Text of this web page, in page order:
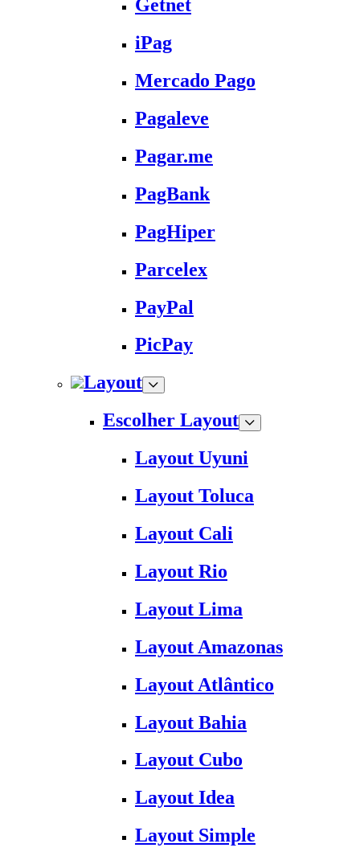
Getnet
iPag
Mercado Pago
Pagaleve
Pagar.me
PagBank
PagHiper
Parcelex
PayPal
PicPay
Layout
Escolher Layout
Layout Uyuni
Layout Toluca
Layout Cali
Layout Rio
Layout Lima
Layout Amazonas
Layout Atlântico
Layout Bahia
Layout Cubo
Layout Idea
Layout Simple